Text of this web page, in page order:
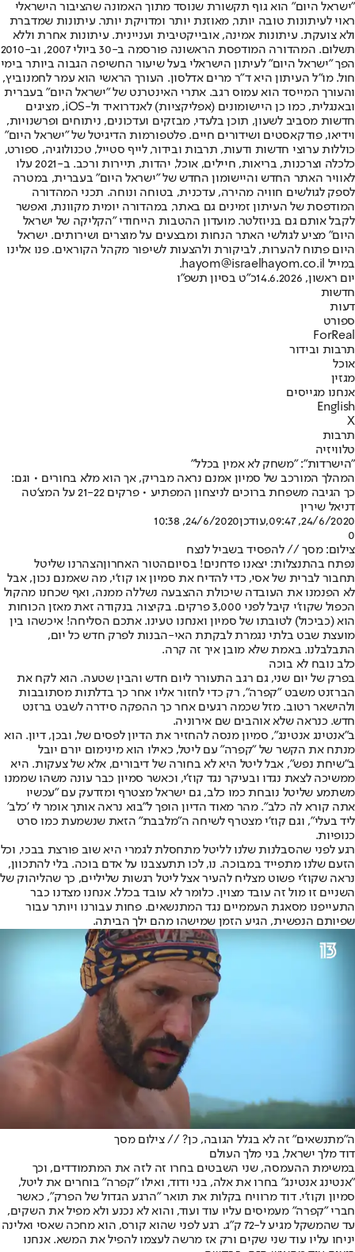
"ישראל היום" הוא גוף תקשורת שנוסד מתוך האמונה שהציבור הישראלי
ראוי לעיתונות טובה יותר, מאוזנת יותר ומדויקת יותר. עיתונות שמדברת
ולא צועקת. עיתונות אמינה, אובייקטיבית ועניינית. עיתונות אחרת וללא
תשלום. המהדורה המודפסת הראשונה פורסמה ב-30 ביולי 2007, וב-2010
הפך "ישראל היום" לעיתון הישראלי בעל שיעור החשיפה הגבוה ביותר בימי
חול. מו"ל העיתון היא ד"ר מרים אדלסון. העורך הראשי הוא עמר לחמנוביץ,
והעורך המייסד הוא עמוס רגב. אתרי האינטרנט של "ישראל היום" בעברית
ובאנגלית, כמו כן היישומונים (אפליקציות) לאנדרואיד ול-iOS, מציגים
חדשות מסביב לשעון, תוכן בלעדי, מבזקים ועדכונים, ניתוחים ופרשנויות,
וידיאו, פודקאסטים ושידורים חיים. פלטפורמות הדיגיטל של "ישראל היום"
כוללות ערוצי חדשות ודעות, תרבות ובידור, לייף סטייל, טכנולוגיה, ספורט,
כלכלה וצרכנות, בריאות, חיילים, אוכל, יהדות, תיירות ורכב. ב-2021 עלו
לאוויר האתר החדש והיישומון החדש של "ישראל היום" בעברית, במטרה
לספק לגולשים חוויה מהירה, עדכנית, בטוחה ונוחה. תכני המהדורה
המודפסת של העיתון זמינים גם באתר, במהדורה יומית מקוונת, ואפשר
לקבל אותם גם בניוזלטר. מועדון ההטבות הייחודי "הקליקה של ישראל
היום" מציע לגולשי האתר הנחות ומבצעים על מוצרים ושירותים. ישראל
היום פתוח להערות, לביקורת ולהצעות לשיפור מקהל הקוראים. פנו אלינו
במייל hayom@israelhayom.co.il.
יום ראשון, 14.6.2026
כ"ט בסיון תשפ"ו
חדשות
דעות
ספורט
ForReal
תרבות ובידור
אוכל
מגזין
אנחנו מגייסים
English
X
תרבות
טלוויזיה
"הישרדות": "משחק לא אמין בכלל"
המהלך המורכב של סמיון אמנם נראה מבריק, אך הוא מלא בחורים • וגם:
כך הגיבה משפחת ברוכים לניצחון המפתיע • פרקים 21-22 על המצ'טה
דניאל שירין
24/6/2020, 09:47
,עודכן24/6/2020, 10:38
0
צילום: מסך // להפסיד בשביל לנצח
נפתח בהתנצלות: יצאנו פדחנים! בסיוםהטור האחרוןהצהרנו שליטל
תחבור לברית של אסי, כדי להדיח את סמיון או קוז'י, מה שאמנם נכון, אבל
לא הפנמנו את העובדה שיכולת ההצבעה נשללה ממנה, ואף שכחנו מהקול
הכפול שקוז'י קיבל לפני 3,000 פרקים. בקיצור, בנקודה זאת מאזן הכוחות
הוא (כביכול) לטובתו של סמיון ואנחנו טעינו. אתכם הסליחה! איכשהו בין
מועצת שבט בלתי נגמרת לבקתת האי-הבנות לפרק חדש כל יום,
התבלבלנו. באמת שלא מובן איך זה קרה.
כלב נובח לא בוכה
בפרק של יום שני, גם רגב התעורר ליום חדש והבין שטעה. הוא לקח את
הברזנט משבט "קפרה", רק כדי לחזור אליו אחר כך בדלתות מסתובבות
ולהישאר רטוב. מזל שכמה רגעים אחר כך ההפקה סידרה לשבט ברזנט
חדש. כנראה שלא אוהבים שם אירוניה.
ב"אנטינג אנטינג", סמיון מנסה להחזיר את הדיון לפסים של, ובכן, דיון. הוא
מנתח את הקשר של "קפרה" עם ליטל, כאילו הוא מינימום יורם יובל
ב"שיחת נפש", אבל ליטל היא לא בחורה של דיבורים, אלא של צעקות. היא
ממשיכה לצאת נגדו ובעיקר נגד קוז'י, וכאשר סמיון כבר עונה משהו שממנו
משתמע שליטל נובחת כמו כלב, גם ישראל מצטרף ומזדעק עם "עכשיו
אתה קורא לה כלב". מהר מאוד הדיון הופך ל"בוא נראה אותך אומר לי 'כלב'
ליד בעלי", וגם קוז'י מצטרף לשיחה ה"מלבבת" הזאת שנשמעת כמו סרט
כנופיות.
רגע לפני שהסבלנות שלנו לליטל מתחסלת לגמרי היא שוב פורצת בבכי, וכל
הזעם שלנו מתפייד במבוכה. נו, לכו תתעצבנו על אדם בוכה. בלי להתכוון,
נראה שקוז'י פשוט מצליח להעיר אצל ליטל רגשות שליליים, כך שהליהוק של
השניים זו מול זה עובד מצוין. כלומר לא עובד בכלל. אנחנו מצדנו כבר
התעייפנו מסאגת העממיים נגד המתנשאים. פחות עבורנו ויותר עבור
שפיותם הנפשית, הגיע הזמן שמישהו מהם ילך הביתה.
ה"מתנשאים" זה לא בגלל הגובה, כן? // צילום מסך
דוד מלך ישראל, בני מלך העולם
במשימת ההעמסה, שני השבטים בחרו זה לזה את המתמודדים, וכך
"אנטינג אנטינג" בחרו את אלה, בני ודוד, ואילו "קפרה" בוחרים את ליטל,
סמיון וקוז'י. דוד מרוויח בקלות את תואר "הרגע הגדול של הפרק", כאשר
חברי "קפרה" מעמיסים עליו עוד ועוד, והוא לא נכנע ולא מפיל את השקים,
עד שהמשקל מגיע ל-72 ק"ג. רגע לפני שהוא קורס, הוא מחכה שאסי ואלינה
יניחו עליו עוד שני שקים ורק אז מרשה לעצמו להפיל את המשא. אנחנו